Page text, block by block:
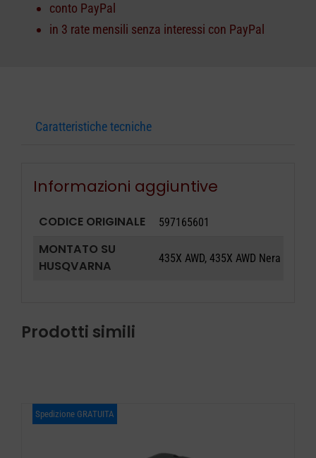
conto PayPal
in 3 rate mensili senza interessi con PayPal
Caratteristiche tecniche
Informazioni aggiuntive
CODICE ORIGINALE 597165601
MONTATO SU
HUSQVARNA
435X AWD, 435X AWD Nera
Prodotti simili
Spedizione GRATUITA